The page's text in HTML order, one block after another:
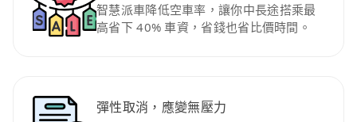
智慧派車降低空車率，讓你中長途搭乘最
高省下 40% 車資，省錢也省比價時間。
彈性取消，應變無壓力